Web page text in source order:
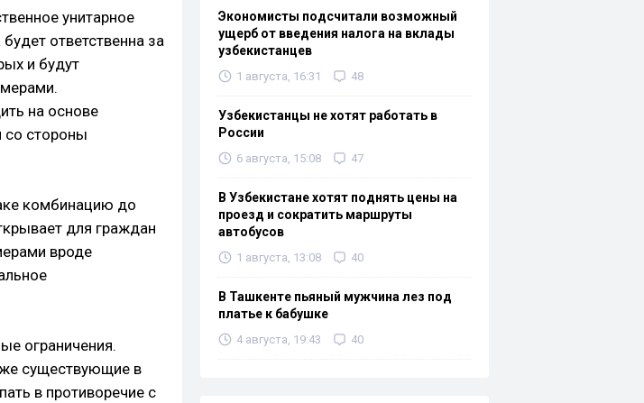
унитарное
ответственна за
и будут
на основе
со стороны
комбинацию до
для граждан
вроде
ограничения.
существующие в
в противоречие с
Экономисты подсчитали возможный
ущерб от введения налога на вклады
узбекистанцев
1 августа, 16:31 48
Узбекистанцы не хотят работать в
России
6 августа, 15:08 47
В Узбекистане хотят поднять цены на
проезд и сократить маршруты
автобусов
1 августа, 13:08 40
В Ташкенте пьяный мужчина лез под
платье к бабушке
4 августа, 19:43 40